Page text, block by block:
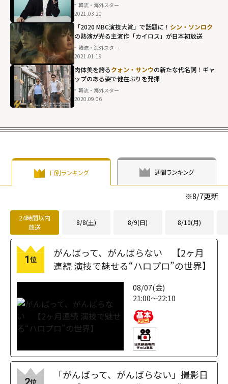
韓流・海外スター
2021.03.20
「2020 MBC演技大賞」で話題に！ シン・ソンロク
の熱演が光る主演作「カイロス」が日本初放送
韓流・海外スター
2021.01.19
肉体美を誇るクォン・サンウの新たな代名詞！ギャ
ップのある姿で健在ぶりを発揮
韓流・海外スター
2020.09.06
日別ランキング 週間ランキング
※8/7更新
24時間以内
放送
8/8(土) 8/9(日) 8/10(月)
1位
がんばって、がんばらない 【2ヶ月
連続 演技で魅せる“ハロプロ”の世界】
08/07(金)
21:00～22:10
位
「がんばって、がんばらない」撮影日